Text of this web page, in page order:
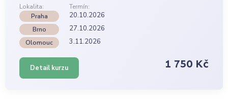
Lokalita:
Termín:
Praha
20.10.2026
Brno 27.10.2026
Olomouc 3.11.2026
Detail kurzu 1 750 Kč